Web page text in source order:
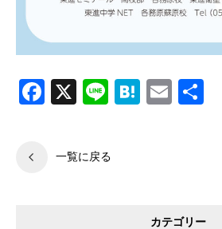
Facebook
X LineHatena
Email
一覧に戻る
カテゴリー